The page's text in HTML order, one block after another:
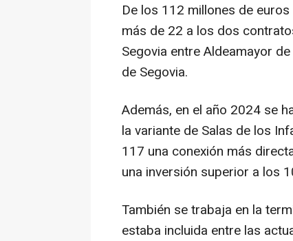
De los 112 millones de
más de 22 a los dos
Segovia entre Aldeamayor
de Segovia.
Además, en el año 2024 se
la variante de Salas de los
117 una conexión más
una inversión superior a los
También se trabaja en la
estaba incluida entre las